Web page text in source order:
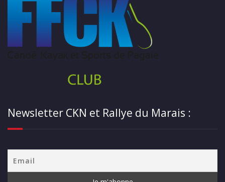
Newsletter CKN et Rallye du Marais :